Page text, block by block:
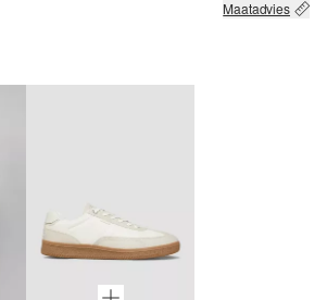
Maatadvies